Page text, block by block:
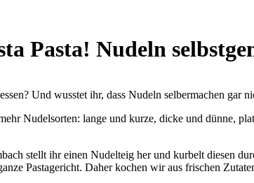
Pasta! Nudeln
Und wusstet ihr, dass Nudeln selbermachen gar
Nudelsorten: lange und kurze, dicke und dünne,
stellt ihr einen Nudelteig her und kurbelt diesen
Pastagericht. Daher kochen wir aus frischen